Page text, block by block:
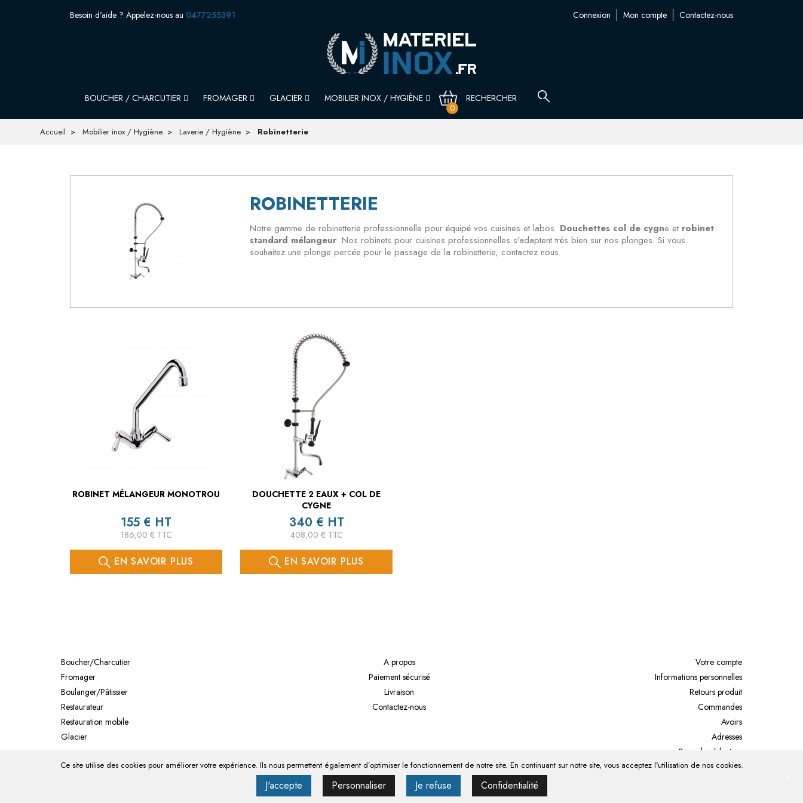
Besoin d'aide ? Appelez-nous au 0477255391 Connexion Mon compte Contactez-nous
BOUCHER / CHARCUTIER FROMAGER GLACIER
MOBILIER INOX / HYGIÈNE
0
Accueil Mobilier inox / Hygiène Laverie / Hygiène Robinetterie
ROBINETTERIE
Notre gamme de robinetterie professionnelle pour équipé vos cuisines et labos. Douchettes col de cygne et robinet
standard mélangeur. Nos robinets pour cuisines professionnelles s'adaptent très bien sur nos plonges. Si vous
souhaitez une plonge percée pour le passage de la robinetterie, contactez nous.
ROBINET MÉLANGEUR MONOTROU
155 € HT
186,00 € TTC
EN SAVOIR PLUS
DOUCHETTE 2 EAUX + COL DE
CYGNE
340 € HT
408,00 € TTC
EN SAVOIR PLUS
Boucher/Charcutier
Fromager
Boulanger/Pâtissier
Restaurateur
Restauration mobile
Glacier
A propos
Paiement sécurisé
Livraison
Contactez-nous
Votre compte
Informations personnelles
Retours produit
Commandes
Avoirs
Adresses
Bons de réduction
Mes alertes
Ce site utilise des cookies pour améliorer votre expérience. Ils nous permettent également d’optimiser le fonctionnement de notre site. En continuant sur notre site, vous acceptez l'utilisation de nos cookies.
J'accepte Personnaliser Je refuse Confidentialité
CGV Mentions légales Politique de confidentialité